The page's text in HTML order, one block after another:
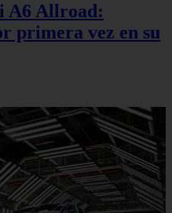
A6 Allroad:
primera vez en su